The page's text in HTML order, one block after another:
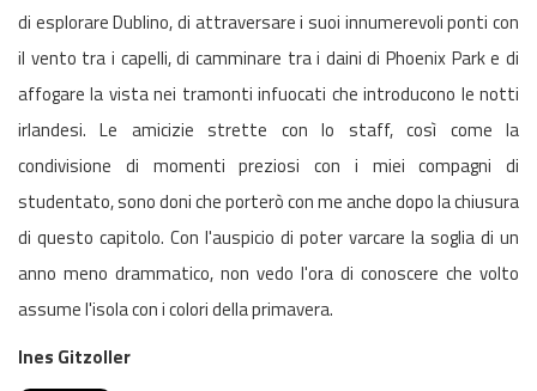
di esplorare Dublino, di attraversare i suoi innumerevoli ponti con
il vento tra i capelli, di camminare tra i daini di Phoenix Park e di
affogare la vista nei tramonti infuocati che introducono le notti
irlandesi. Le amicizie strette con lo staff, così come la
condivisione di momenti preziosi con i miei compagni di
studentato, sono doni che porterò con me anche dopo la chiusura
di questo capitolo. Con l'auspicio di poter varcare la soglia di un
anno meno drammatico, non vedo l'ora di conoscere che volto
assume l'isola con i colori della primavera.
Ines Gitzoller